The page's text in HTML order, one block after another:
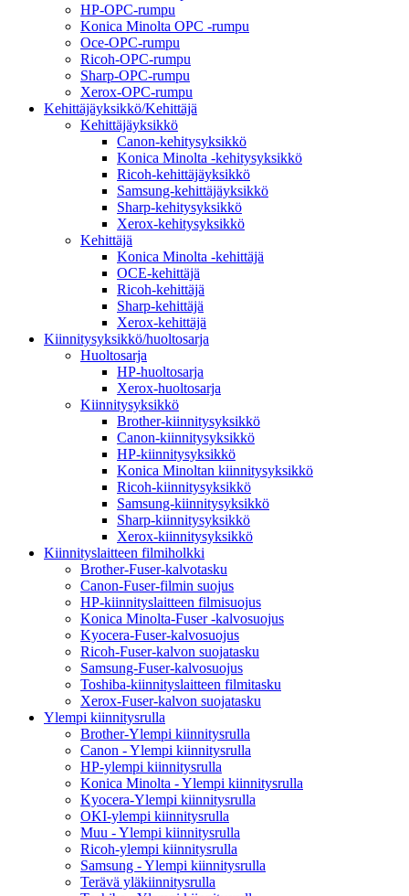
HP-OPC-rumpu
Konica Minolta OPC -rumpu
Oce-OPC-rumpu
Ricoh-OPC-rumpu
Sharp-OPC-rumpu
Xerox-OPC-rumpu
Kehittäjäyksikkö/Kehittäjä
Kehittäjäyksikkö
Canon-kehitysyksikkö
Konica Minolta -kehitysyksikkö
Ricoh-kehittäjäyksikkö
Samsung-kehittäjäyksikkö
Sharp-kehitysyksikkö
Xerox-kehitysyksikkö
Kehittäjä
Konica Minolta -kehittäjä
OCE-kehittäjä
Ricoh-kehittäjä
Sharp-kehittäjä
Xerox-kehittäjä
Kiinnitysyksikkö/huoltosarja
Huoltosarja
HP-huoltosarja
Xerox-huoltosarja
Kiinnitysyksikkö
Brother-kiinnitysyksikkö
Canon-kiinnitysyksikkö
HP-kiinnitysyksikkö
Konica Minoltan kiinnitysyksikkö
Ricoh-kiinnitysyksikkö
Samsung-kiinnitysyksikkö
Sharp-kiinnitysyksikkö
Xerox-kiinnitysyksikkö
Kiinnityslaitteen filmiholkki
Brother-Fuser-kalvotasku
Canon-Fuser-filmin suojus
HP-kiinnityslaitteen filmisuojus
Konica Minolta-Fuser -kalvosuojus
Kyocera-Fuser-kalvosuojus
Ricoh-Fuser-kalvon suojatasku
Samsung-Fuser-kalvosuojus
Toshiba-kiinnityslaitteen filmitasku
Xerox-Fuser-kalvon suojatasku
Ylempi kiinnitysrulla
Brother-Ylempi kiinnitysrulla
Canon - Ylempi kiinnitysrulla
HP-ylempi kiinnitysrulla
Konica Minolta - Ylempi kiinnitysrulla
Kyocera-Ylempi kiinnitysrulla
OKI-ylempi kiinnitysrulla
Muu - Ylempi kiinnitysrulla
Ricoh-ylempi kiinnitysrulla
Samsung - Ylempi kiinnitysrulla
Terävä yläkiinnitysrulla